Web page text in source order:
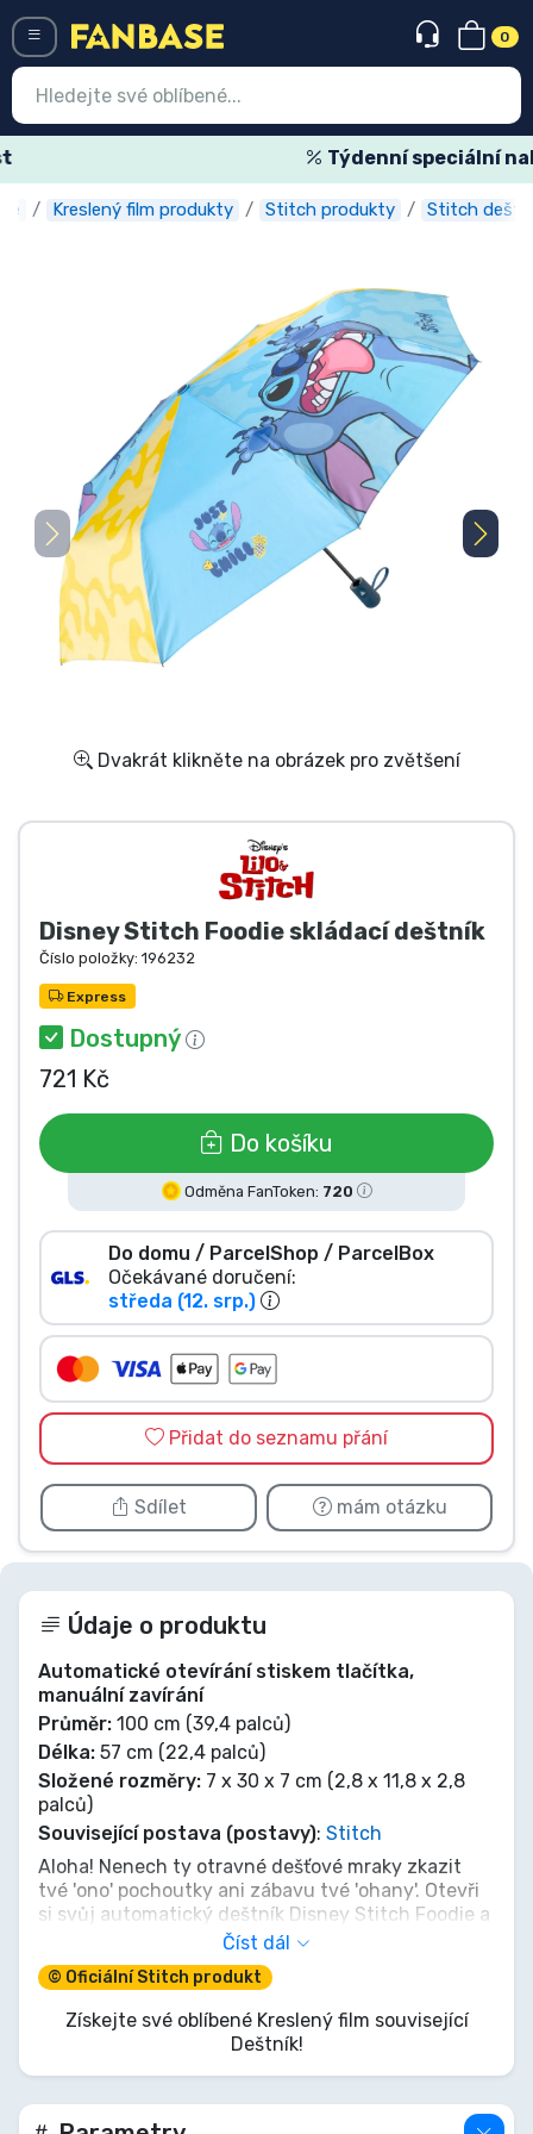
0
Týdenní speciální nabídky
Kreslený film produkty Stitch produkty Stitch
Dvakrát klikněte na obrázek pro zvětšení
Disney Stitch Foodie skládací deštník
Číslo položky: 196232
Express
Dostupný
721 Kč
Do košíku
Odměna FanToken: 720
Do domu / ParcelShop / ParcelBox
Očekávané doručení:
středa (12. srp.)
Přidat do seznamu přání
Sdílet mám otázku
Údaje o produktu
Automatické otevírání stiskem tlačítka,
manuální zavírání
Průměr: 100 cm (39,4 palců)
Délka: 57 cm (22,4 palců)
Složené rozměry: 7 x 30 x 7 cm (2,8 x 11,8 x 2,8
palců)
Související postava (postavy): Stitch
Aloha! Nenech ty otravné dešťové mraky zkazit
tvé 'ono' pochoutky ani zábavu tvé 'ohany'. Otevři
si svůj automatický deštník Disney Stitch Foodie a
čel bouři s charakteristickou rošťárnou
Experimentu 626! Tento kompaktní parťák se
aktivuje rychleji, než Stitch stihne říct 'Meega,
nala kweesta!', udrží tě v suchu a připraveného na
další dobrodružství. Takže jen klid, dej si svačinu a
nech tohohle malého modrého mimozemšťana
proměnit každý liják v tropickou párty!
Číst dál
© Oficiální Stitch produkt
Získejte své oblíbené Kreslený film související
Deštník!
Vstup Registrace
Expresní doručení
Předobjednat
Outlet produkty
Doprava a platba
Seriálové věci
Úžasné věci
Anime věci
Sportovní věci
Hudební věci
Značky